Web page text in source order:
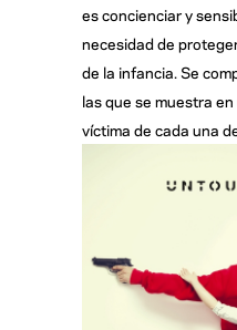
es concienciar y
necesidad de
de la infancia. Se
las que se muestra
víctima de cada una